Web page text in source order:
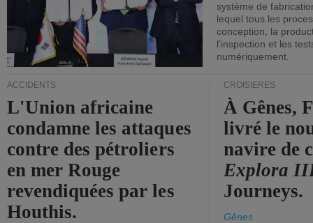
système de
lequel tous les
conception, la
l'inspection et les
numériquement.
ACCIDENTS
L'Union africaine
condamne les attaques
contre des pétroliers
en mer Rouge
revendiquées par les
Houthis.
CROISIÈRES
À Gênes,
livré le
navire de
Explora
Journeys.
Gênes